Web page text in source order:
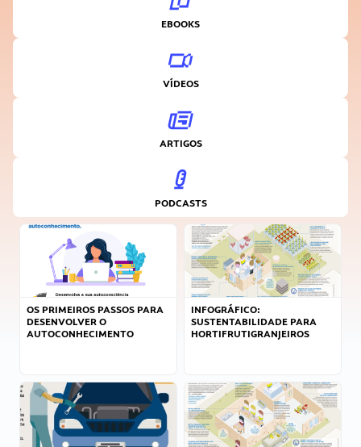
EBOOKS
VÍDEOS
ARTIGOS
PODCASTS
OS PRIMEIROS PASSOS PARA
DESENVOLVER O
AUTOCONHECIMENTO
INFOGRÁFICO:
SUSTENTABILIDADE PARA
HORTIFRUTIGRANJEIROS